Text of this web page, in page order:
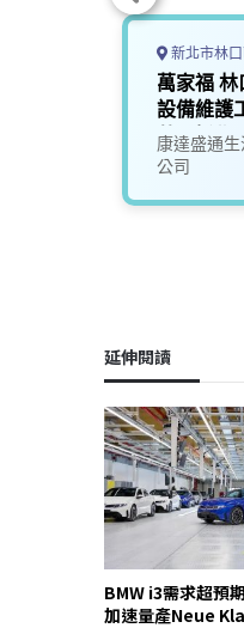
新北市林
萬家福
設備維護
薪)_新北
康達盛通
公司
延伸閱讀
BMW i3需求超預
加速量產Neue